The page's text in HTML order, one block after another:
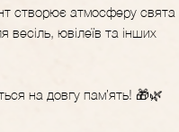
створює атмосферу свята
весіль, ювілеїв та інших
на довгу пам’ять! 🎁🌿